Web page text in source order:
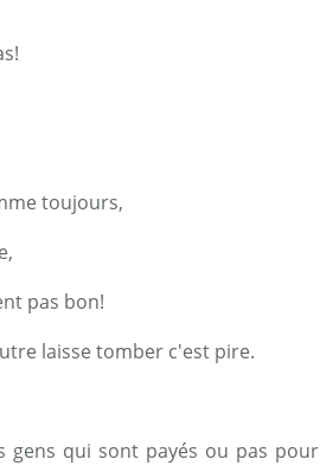
toujours,
pas bon!
laisse tomber c'est pire.
gens qui sont payés ou pas pour